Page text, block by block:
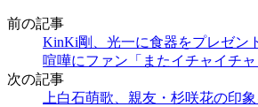
前の記事
KinKi剛、光一に食器をプレゼン
喧嘩にファン「またイチャイチャ
次の記事
上白石萌歌、親友・杉咲花の印